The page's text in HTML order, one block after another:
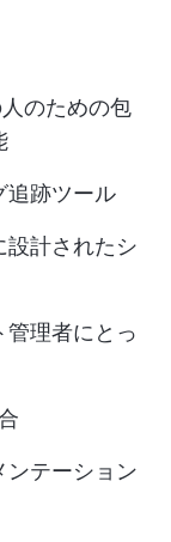
のための包
追跡ツール
設計されたシ
管理者にとっ
ンテーション